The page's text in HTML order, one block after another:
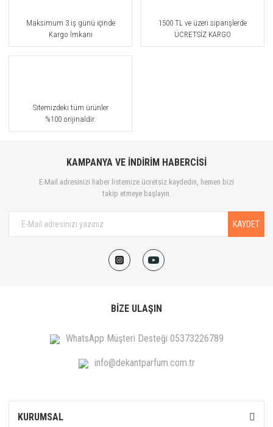
Maksimum 3 iş günü içinde
Kargo İmkanı
1500 TL ve üzeri siparişlerde
ÜCRETSİZ KARGO
Sitemizdeki tüm ürünler
%100 orijinaldir.
KAMPANYA VE İNDİRİM HABERCİSİ
E-Mail adresinizi haber listemize ücretsiz kaydedin, hemen bizi
takip etmeye başlayın.
KAYDET
BİZE ULAŞIN
WhatsApp Müşteri Desteği 05373226789
info@dekantparfum.com.tr
KURUMSAL